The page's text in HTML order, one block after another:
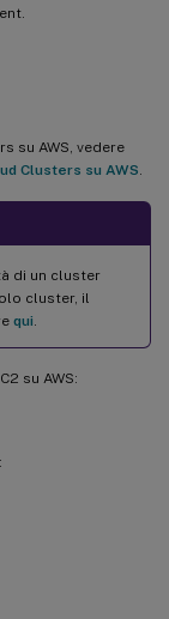
su AWS, vedere
Clusters su AWS
di un cluster
cluster, il
qui
su AWS: